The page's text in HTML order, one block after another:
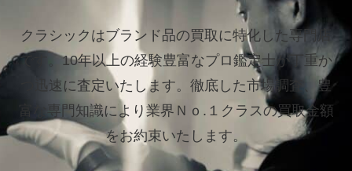
クラシックはブランド品の買取に特化した専門店
です。10年以上の経験豊富なプロ鑑定士が丁重か
つ迅速に査定いたします。 徹底した市場調査、豊
富な専門知識により業界Ｎｏ.１クラスの買取金額
をお約束いたします。